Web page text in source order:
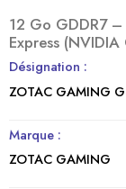
12 Go GDDR7
Express
Désignation :
ZOTAC GAMING
Marque :
ZOTAC GAMING